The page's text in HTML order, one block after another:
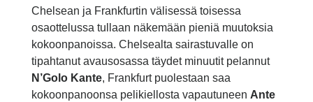
Chelsean ja Frankfurtin välisessä toisessa
osaottelussa tullaan näkemään pieniä muutoksia
kokoonpanoissa. Chelsealta sairastuvalle on
tipahtanut avausosassa täydet minuutit pelannut
N’Golo Kante, Frankfurt puolestaan saa
kokoonpanoonsa pelikiellosta vapautuneen Ante